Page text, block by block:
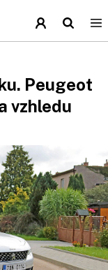
Peugeot
vzhledu